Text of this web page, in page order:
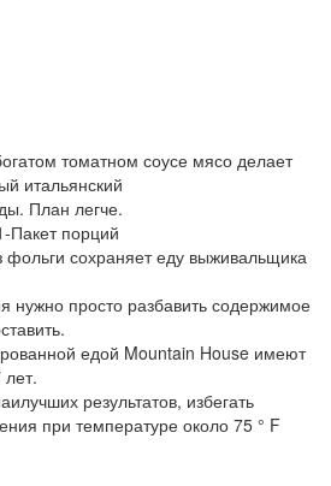
томатном соусе мясо делает
итальянский
План легче.
Пакет порций
сохраняет еду выживальщика
нужно просто разбавить содержимое
едой Mountain House имеют
результатов, избегать
при температуре около 75 ° F